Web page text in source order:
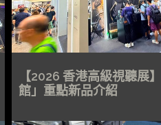
【2026 香港高級視聽展
館」重點新品介紹